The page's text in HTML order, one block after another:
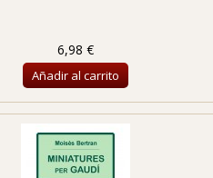
6,98 €
Añadir al carrito